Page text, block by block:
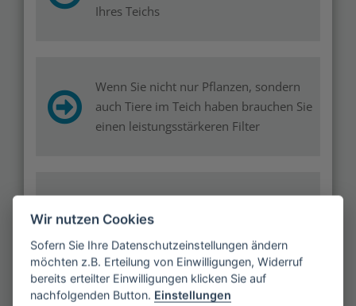
Ihres Teichs
Wenn Sie nicht nur Pflanzen, sondern
auch Tiere im Teich haben brauchen Sie
einen leistungsstärkeren Filter
Sie neben einem guten Teichfilter auch
ein UV-C-Gerät einsetzen
Wir nutzen Cookies
Sofern Sie Ihre Datenschutzeinstellungen ändern
möchten z.B. Erteilung von Einwilligungen, Widerruf
bereits erteilter Einwilligungen klicken Sie auf
nachfolgenden Button. Einstellungen